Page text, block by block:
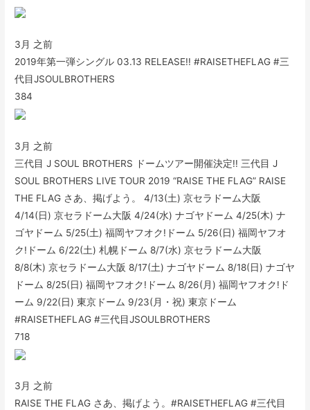
3月 之前
2019年第一弾シングル 03.13 RELEASE!! #RAISETHEFLAG #三
代目JSOULBROTHERS
384
3月 之前
三代目 J SOUL BROTHERS ドームツアー開催決定!! 三代目 J
SOUL BROTHERS LIVE TOUR 2019 “RAISE THE FLAG” RAISE
THE FLAG さあ、掲げよう。 4/13(土) 京セラドーム大阪
4/14(日) 京セラドーム大阪 4/24(水) ナゴヤドーム 4/25(木) ナ
ゴヤドーム 5/25(土) 福岡ヤフオク!ドーム 5/26(日) 福岡ヤフオ
ク!ドーム 6/22(土) 札幌ドーム 8/7(水) 京セラドーム大阪
8/8(木) 京セラドーム大阪 8/17(土) ナゴヤドーム 8/18(日) ナゴヤ
ドーム 8/25(日) 福岡ヤフオク!ドーム 8/26(月) 福岡ヤフオク!ド
ーム 9/22(日) 東京ドーム 9/23(月・祝) 東京ドーム
#RAISETHEFLAG #三代目JSOULBROTHERS
718
3月 之前
RAISE THE FLAG さあ、掲げよう。#RAISETHEFLAG #三代目